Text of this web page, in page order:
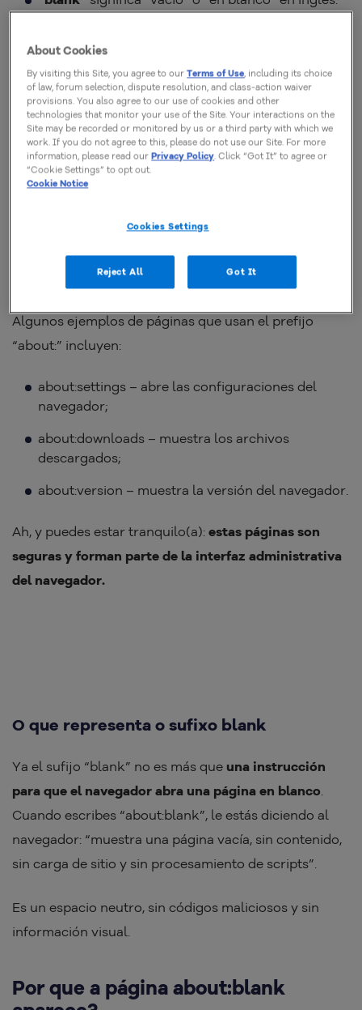
Vamos entender mejor cada una de estas partes en
los temas a seguir.
Origem do prefixo about: nos
navegadores
El prefijo “about:” es utilizado por navegadores como
otros para acceder a páginas internas de
configuración o estado. No te lleva a un sitio de
internet, sino a una función propia del navegador.
Algunos ejemplos de páginas que usan el prefijo
“about:” incluyen:
about:settings – abre las configuraciones del
navegador;
about:downloads – muestra los archivos
descargados;
about:version – muestra la versión del navegador.
Ah, y puedes estar tranquilo(a): estas páginas son
seguras y forman parte de la interfaz administrativa
del navegador.
O que representa o sufixo blank
Ya el sufijo “blank” no es más que una instrucción
para que el navegador abra una página en blanco.
Cuando escribes “about:blank”, le estás diciendo al
navegador: “muestra una página vacía, sin contenido,
sin carga de sitio y sin procesamiento de scripts”.
Es un espacio neutro, sin códigos maliciosos y sin
información visual.
Por que a página about:blank
About Cookies
By visiting this Site, you agree to ourTerms of Use, including its choice
of law, forum selection, dispute resolution, and class-action waiver
provisions. You also agree to our use of cookies and other
technologies that monitor your use of the Site. Your interactions on the
Site may be recorded or monitored by us or a third party with which we
work. If you do not agree to this, please do not use our Site. For more
information, please read ourPrivacy Policy. Click “Got It” to agree or
“Cookie Settings” to opt out.
Cookie Notice
Cookies Settings
Reject All Got It